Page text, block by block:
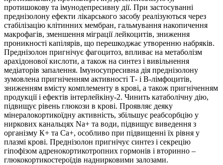
протишокову та імунодепресивну дії. При застосуванні
преднізолону ефекти лікарського засобу реалізуються через
стабілізацію клітинних мембран, гальмування накопичення
макрофагів, зменшення міграції лейкоцитів, зниження
проникності капілярів, що перешкоджає утворенню набряків.
Преднізолон пригнічує фагоцитоз, впливає на метаболізм
арахідонової кислоти, а також на синтез і вивільнення
медіаторів запалення. Імуносупресивна дія преднізолону
зумовлена пригніченням активності Т- і В-лімфоцитів,
зниженням вмісту комплементу в крові, а також пригніченням
продукції і ефектів інтерлейкіну-2. Чинить катаболічну дію,
підвищує рівень глюкози в крові. Проявляє деяку
мінералокортикоїдну активність, збільшує реабсорбцію у
ниркових канальцях Na+ та води, підвищує виведення з
організму К+ та Са+, особливо при підвищенні їх рівня у
плазмі крові. Преднізолон пригнічує синтез і секрецію
гіпофізом адренокортикотропних гормонів і вторинно –
глюкокортикостероїдів наднирковими залозами.